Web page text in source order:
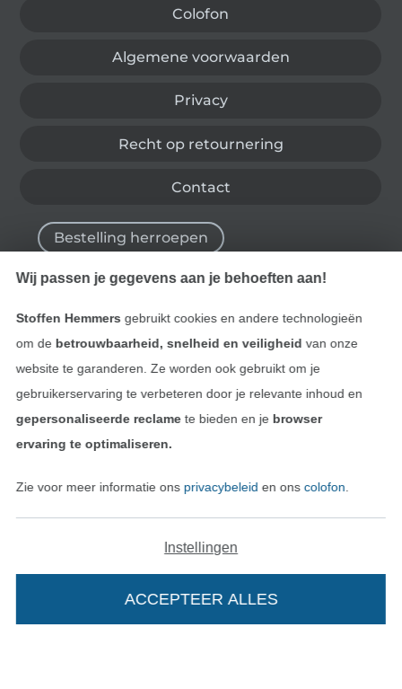
Colofon
Algemene voorwaarden
Privacy
Recht op retournering
Contact
Bestelling herroepen
Vind meer inspiratie
Deutsch
Nederlands
Wissel naar de
Wij passen je gegevens aan je behoeften aan!
Stoffen Hemmers gebruikt cookies en andere technologieën
om de betrouwbaarheid, snelheid en veiligheid van onze
website te garanderen. Ze worden ook gebruikt om je
gebruikerservaring te verbeteren door je relevante inhoud en
gepersonaliseerde reclamete bieden en je browser
ervaring te optimaliseren.
Zie voor meer informatie ons privacybeleid en ons colofon
Instellingen
ACCEPTEER ALLES